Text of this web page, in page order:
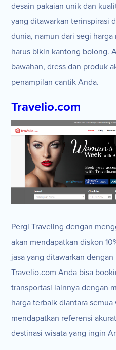
desain pakaian unik dan
yang ditawarkan terinspirasi
dunia, namun dari segi
harus bikin kantong bolong.
bawahan, dress dan produk
penampilan cantik Anda.
Travelio.com
Pergi Traveling dengan
akan mendapatkan diskon
jasa yang ditawarkan
Travelio.com Anda bisa
transportasi lainnya dengan
harga terbaik diantara
mendapatkan referensi
destinasi wisata yang ingin